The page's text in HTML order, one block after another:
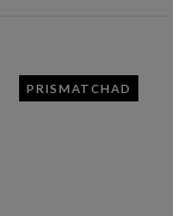
PRISMATCHAD